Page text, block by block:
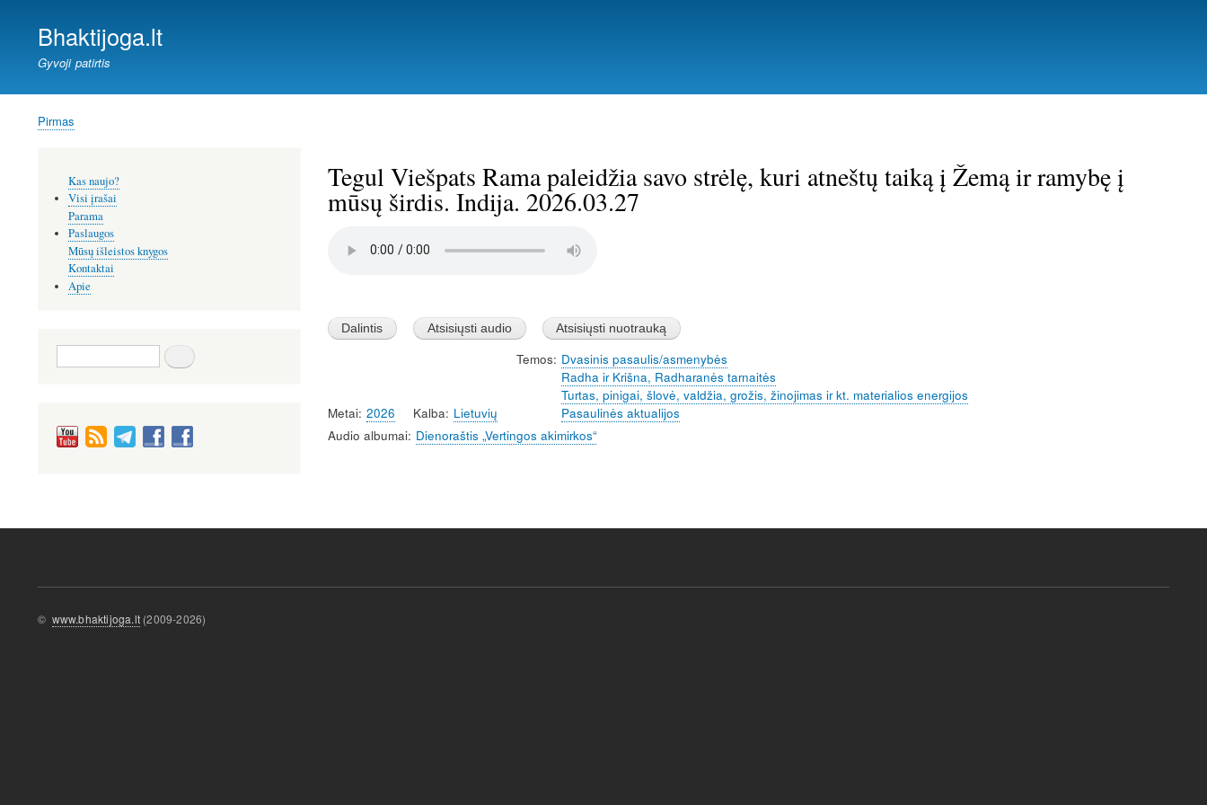
Bhaktijoga.lt
Gyvoji patirtis
Kelias
Pirmas
Tegul Viešpats Rama paleidžia savo strėlę, kuri atneštų taiką į Žemą ir ramybę į
mūsų širdis. Indija. 2026.03.27
Metai 2026 Kalba Lietuvių
Temos Dvasinis pasaulis/asmenybės
Radha ir Krišna, Radharanės tarnaitės
Turtas, pinigai, šlovė, valdžia, grožis, žinojimas ir kt. materialios energijos
Pasaulinės aktualijos
Audio albumai Dienoraštis „Vertingos akimirkos“
meniu
Kas naujo?
Visi įrašai
Parama
Paslaugos
Mūsų išleistos knygos
Kontaktai
Apie
Paieška
© www.bhaktijoga.lt (2009-2026)